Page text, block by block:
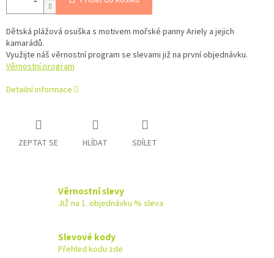
Dětská plážová osuška s motivem mořské panny Ariely a jejich
kamarádů.
Využijte náš věrnostní program se slevami již na první objednávku.
Věrnostní program
Detailní informace
ZEPTAT SE HLÍDAT SDÍLET
Věrnostní slevy
JIŽ na 1. objednávku % sleva
Slevové kody
Přehled kodu zde